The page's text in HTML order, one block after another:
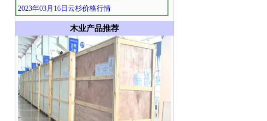
2023年03月16日云杉价格行情
木业产品推荐